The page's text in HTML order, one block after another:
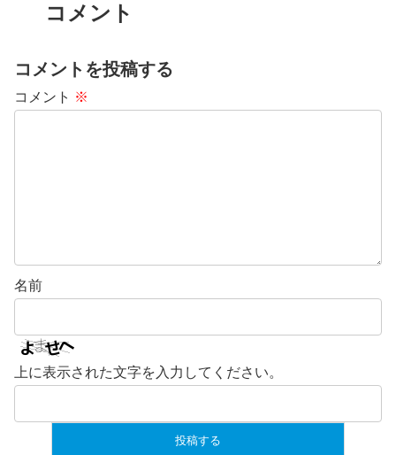
コメント
コメントを投稿する
コメント ※
名前
上に表示された文字を入力してください。